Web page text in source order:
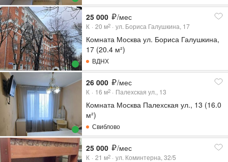
25 000 /мес
К 20 м2 ул. Бориса Галушкина, 17
Комната Москва ул. Бориса Галушкина,
17 (20.4 м²)
ВДНХ
26 000 /мес
К 16 м2 Палехская ул., 13
Комната Москва Палехская ул., 13 (16.0
м²)
Свиблово
25 000 /мес
К 21 м2 ул. Коминтерна, 32/5